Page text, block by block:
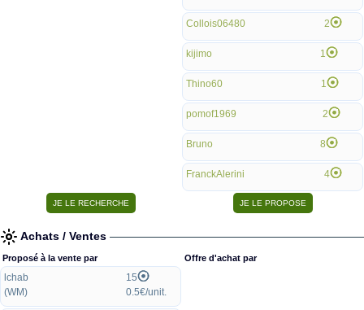
Collois06480 2
kijimo 1
Thino60 1
pomof1969 2
Bruno 8
FranckAlerini 4
Achats / Ventes
Proposé à la vente par
lchab
(WM)
15
0.5€/unit.
Offre d'achat par